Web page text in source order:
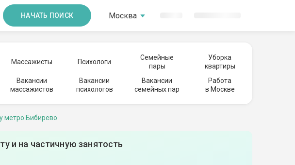
НАЧАТЬ ПОИСК Москва
Массажисты Психологи
Семейные
пары
Уборка
квартиры
Вакансии
массажистов
Вакансии
психологов
Вакансии
семейных пар
Работа
в Москве
метро Бибирево
и на частичную занятость